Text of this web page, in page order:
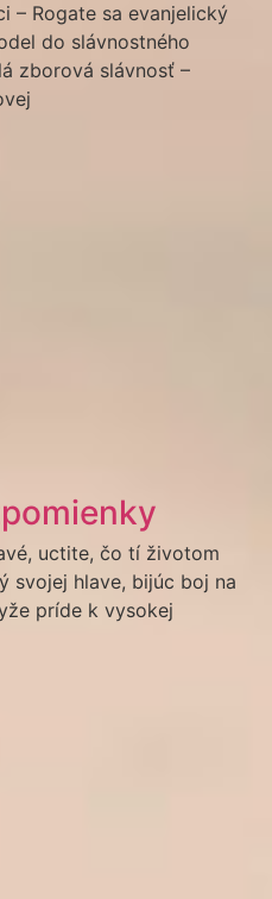
– Rogate sa evanjelický
do slávnostného
zborová slávnosť –
uctite, čo tí životom
svojej hlave, bijúc boj na
príde k vysokej